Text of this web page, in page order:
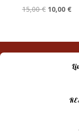
15,00€ Le
était :
15,00 €.
10,00 €Le